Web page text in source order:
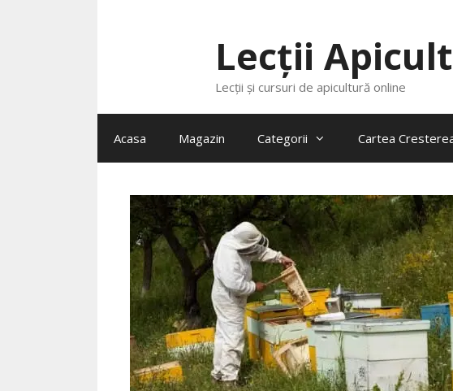
Lecții
Lecții și cursuri de apicultură online
Acasa Magazin Categorii Cartea